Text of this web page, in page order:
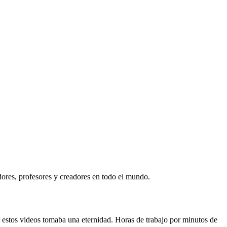
profesores y creadores en todo el mundo.
videos tomaba una eternidad. Horas de trabajo por minutos de